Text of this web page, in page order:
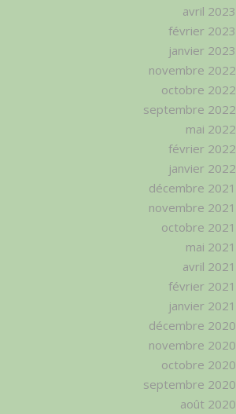
avril 2023
février 2023
janvier 2023
novembre 2022
octobre 2022
septembre 2022
mai 2022
février 2022
janvier 2022
décembre 2021
novembre 2021
octobre 2021
mai 2021
avril 2021
février 2021
janvier 2021
décembre 2020
novembre 2020
octobre 2020
septembre 2020
août 2020